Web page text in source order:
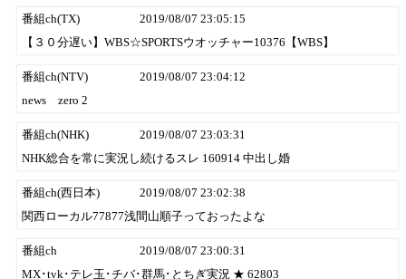
番組ch(TX)
2019/08/07 23:05:15
【３０分遅い】WBS☆SPORTSウオッチャー10376【WBS】
番組ch(NTV)
2019/08/07 23:04:12
news zero 2
番組ch(NHK)
2019/08/07 23:03:31
NHK総合を常に実況し続けるスレ 160914 中出し婚
番組ch(西日本)
2019/08/07 23:02:38
関西ローカル77877浅間山順子っておったよな
番組ch
2019/08/07 23:00:31
MX･tvk･テレ玉･チバ･群馬･とちぎ実況 ★ 62803